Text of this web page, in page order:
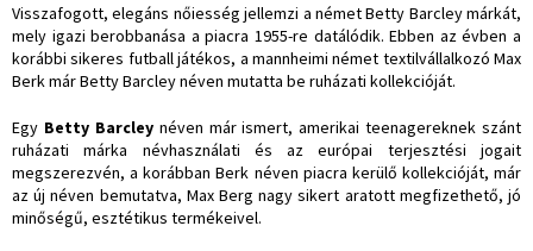
Visszafogott, elegáns nőiesség jellemzi a német Betty Barcley márkát,
mely igazi berobbanása a piacra 1955-re datálódik. Ebben az évben a
korábbi sikeres futball játékos, a mannheimi német textilvállalkozó Max
Berk már Betty Barcley néven mutatta be ruházati kollekcióját.
Egy Betty Barcley néven már ismert, amerikai teenagereknek szánt
ruházati márka névhasználati és az európai terjesztési jogait
megszerezvén, a korábban Berk néven piacra kerülő kollekcióját, már
az új néven bemutatva, Max Berg nagy sikert aratott megfizethető, jó
minőségű, esztétikus termékeivel.